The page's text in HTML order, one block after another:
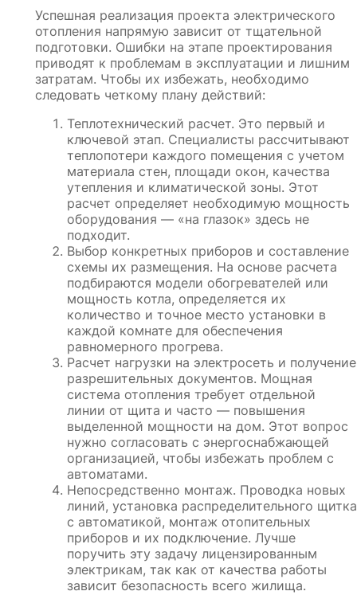
Успешная реализация проекта электрического
отопления напрямую зависит от тщательной
подготовки. Ошибки на этапе проектирования
приводят к проблемам в эксплуатации и лишним
затратам. Чтобы их избежать, необходимо
следовать четкому плану действий:
Теплотехнический расчет. Это первый и
ключевой этап. Специалисты рассчитывают
теплопотери каждого помещения с учетом
материала стен, площади окон, качества
утепления и климатической зоны. Этот
расчет определяет необходимую мощность
оборудования — «на глазок» здесь не
подходит.
Выбор конкретных приборов и составление
схемы их размещения. На основе расчета
подбираются модели обогревателей или
мощность котла, определяется их
количество и точное место установки в
каждой комнате для обеспечения
равномерного прогрева.
Расчет нагрузки на электросеть и получение
разрешительных документов. Мощная
система отопления требует отдельной
линии от щита и часто — повышения
выделенной мощности на дом. Этот вопрос
нужно согласовать с энергоснабжающей
организацией, чтобы избежать проблем с
автоматами.
Непосредственно монтаж. Проводка новых
линий, установка распределительного щитка
с автоматикой, монтаж отопительных
приборов и их подключение. Лучше
поручить эту задачу лицензированным
электрикам, так как от качества работы
зависит безопасность всего жилища.